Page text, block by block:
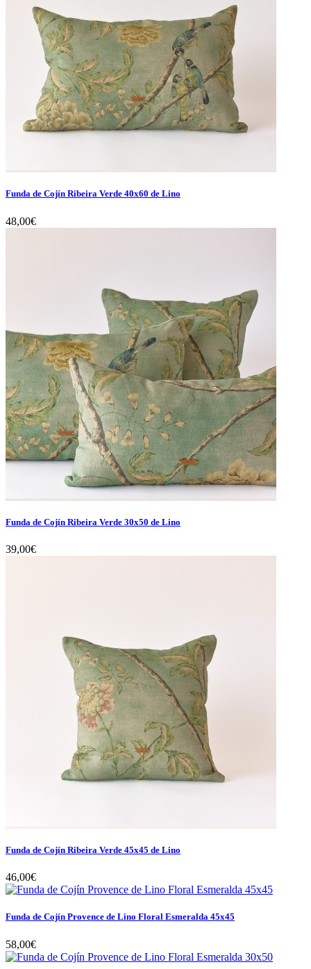
Funda de Cojín Ribeira Verde 40x60 de Lino
48,00€
Funda de Cojín Ribeira Verde 30x50 de Lino
39,00€
Funda de Cojín Ribeira Verde 45x45 de Lino
46,00€
Funda de Cojín Provence de Lino Floral Esmeralda 45x45
58,00€